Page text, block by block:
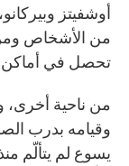
أوشفيتز
من الأشخاص
تحصل في أماكن
من ناحية أخرى،
وقيامه بدرب
يسوع لم يتألّم